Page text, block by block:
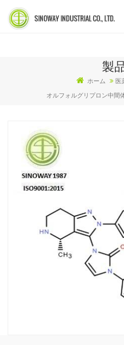
製
ホーム
医
オルフォルグリプロン中